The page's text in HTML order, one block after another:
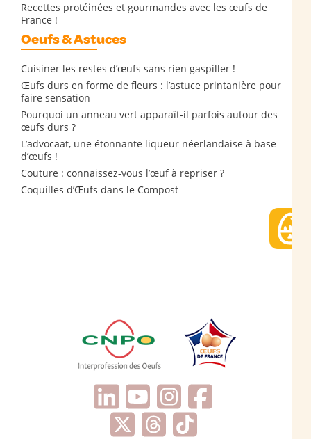
Recettes protéinées et gourmandes avec les œufs de
France !
Oeufs & Astuces
Cuisiner les restes d’œufs sans rien gaspiller !
Œufs durs en forme de fleurs : l’astuce printanière pour
faire sensation
Pourquoi un anneau vert apparaît-il parfois autour des
œufs durs ?
L’advocaat, une étonnante liqueur néerlandaise à base
d’œufs !
Couture : connaissez-vous l’œuf à repriser ?
Coquilles d’Œufs dans le Compost